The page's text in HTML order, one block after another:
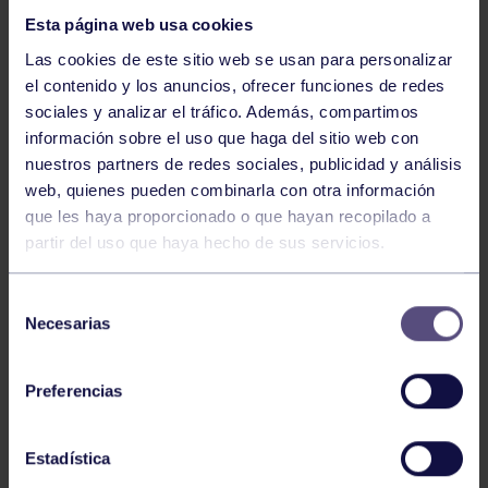
Esta página web usa cookies
Las cookies de este sitio web se usan para personalizar
el contenido y los anuncios, ofrecer funciones de redes
sociales y analizar el tráfico. Además, compartimos
información sobre el uso que haga del sitio web con
nuestros partners de redes sociales, publicidad y análisis
web, quienes pueden combinarla con otra información
que les haya proporcionado o que hayan recopilado a
partir del uso que haya hecho de sus servicios.
Necesarias
Preferencias
Estadística
Hockey 28 Jul 2026
ÓSCAR PALOMERO, RUMBO AL
MUNDIAL
Hockey